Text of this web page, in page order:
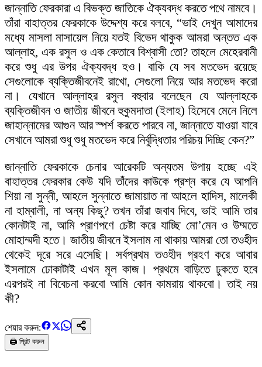
জান্নাতি ফেরকারা এ বিভক্ত জাতিকে ঐক্যবদ্ধ করতে পথে নামবে।
তাঁরা বাহাত্তর ফেরকাকে উদ্দেশ্য করে বলবে, “ভাই দেখুন আমাদের
মধ্যে মাসলা মাসায়েল নিয়ে যতই বিভেদ থাকুক আমরা অন্তত এক
আল্লাহ, এক রসুল ও এক কেতাবে বিশ্বাসী তো? তাহলে মেহেরবানী
করে শুধু এর উপর ঐক্যবদ্ধ হও। বাকি যে সব মতভেদ রয়েছে
সেগুলোকে ব্যক্তিজীবনেই রাখো, সেগুলো নিয়ে আর মতভেদ করো
না। যেখানে আল্লাহর রসুল বহুবার বলেছেন যে আল্লাহকে
ব্যক্তিজীবন ও জাতীয় জীবনে হুকুমদাতা (ইলাহ) হিসেবে মেনে নিলে
জাহান্নামের আগুন আর স্পর্শ করতে পারবে না, জান্নাতে যাওয়া যাবে
সেখানে আমরা শুধু শুধু মতভেদ করে নির্বুদ্ধিতার পরিচয় দিচ্ছি কেন?”
জান্নাতি ফেরকাকে চেনার আরেকটি অন্যতম উপায় হচ্ছে এই
বাহাত্তর ফেরকার কেউ যদি তাঁদের কাউকে প্রশ্ন করে যে আপনি
শিয়া না সুন্নী, আহলে সুন্নাতে জামায়াত না আহলে হাদিস, মালেকী
না হাম্বালী, না অন্য কিছু? তখন তাঁরা জবাব দিবে, ভাই আমি তার
কোনটাই না, আমি প্রাণপণে চেষ্টা করে যাচ্ছি মো’মেন ও উম্মতে
মোহাম্মদী হতে। জাতীয় জীবনে ইসলাম না থাকায় আমরা তো তওহীদ
থেকেই দূরে সরে এসেছি। সর্বপ্রথম তওহীদ গ্রহণ করে আবার
ইসলামে ঢোকাটাই এখন মূল কাজ। প্রথমে বাড়িতে ঢুকতে হবে
এরপরই না বিবেচনা করবো আমি কোন কামরায় থাকবো। তাই নয়
কী?
শেয়ার করুন:
🖨️ প্রিন্ট করুন